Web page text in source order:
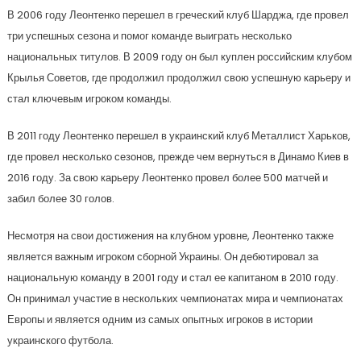
В 2006 году Леонтенко перешел в греческий клуб Шарджа, где провел
три успешных сезона и помог команде выиграть несколько
национальных титулов. В 2009 году он был куплен российским клубом
Крылья Советов, где продолжил продолжил свою успешную карьеру и
стал ключевым игроком команды.
В 2011 году Леонтенко перешел в украинский клуб Металлист Харьков,
где провел несколько сезонов, прежде чем вернуться в Динамо Киев в
2016 году. За свою карьеру Леонтенко провел более 500 матчей и
забил более 30 голов.
Несмотря на свои достижения на клубном уровне, Леонтенко также
является важным игроком сборной Украины. Он дебютировал за
национальную команду в 2001 году и стал ее капитаном в 2010 году.
Он принимал участие в нескольких чемпионатах мира и чемпионатах
Европы и является одним из самых опытных игроков в истории
украинского футбола.